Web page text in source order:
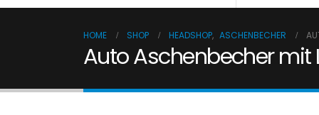
HOME SHOP HEADSHOP, ASCHENBECHER
Auto Aschenbecher mit